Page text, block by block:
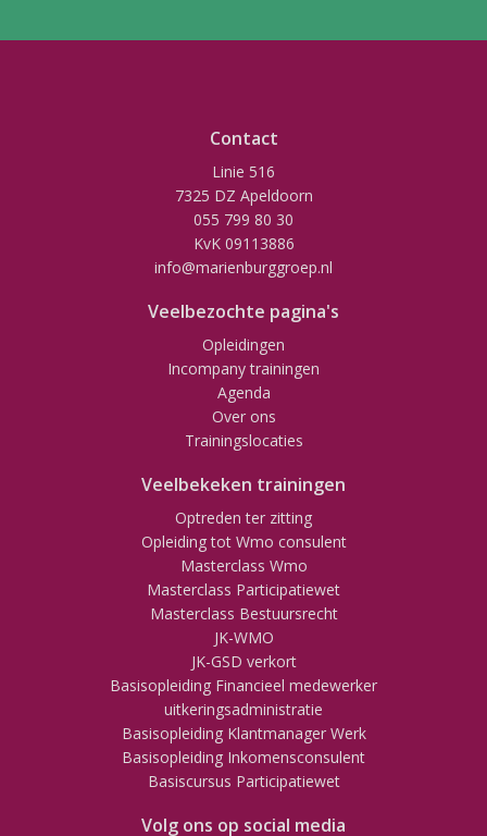
Contact
Linie 516
7325 DZ Apeldoorn
055 799 80 30
KvK 09113886
info@marienburggroep.nl
Veelbezochte pagina's
Opleidingen
Incompany trainingen
Agenda
Over ons
Trainingslocaties
Veelbekeken trainingen
Optreden ter zitting
Opleiding tot Wmo consulent
Masterclass Wmo
Masterclass Participatiewet
Masterclass Bestuursrecht
JK-WMO
JK-GSD verkort
Basisopleiding Financieel medewerker
uitkeringsadministratie
Basisopleiding Klantmanager Werk
Basisopleiding Inkomensconsulent
Basiscursus Participatiewet
Volg ons op social media